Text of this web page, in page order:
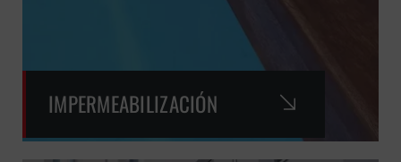
IMPERMEABILIZACIÓN